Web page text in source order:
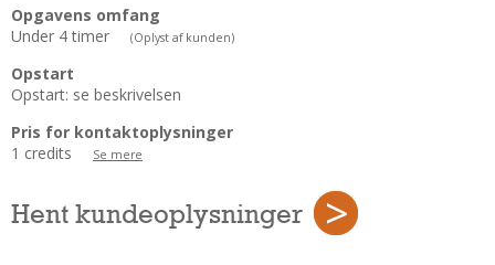
Andet
ELEKTRIKER
Regler Og Love
Om Materialer
VVS
Opgavens omfang
Under 4 timer
(Oplyst af kunden)
Opstart
Opstart: se beskrivelsen
Pris for kontaktoplysninger
1 credits
Se mere
Hent kundeoplysninger